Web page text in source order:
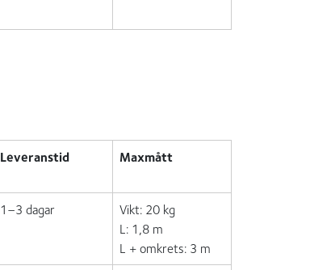
Leveranstid Maxmått
1–3 dagar
Vikt: 20 kg
L: 1,8 m
L + omkrets: 3 m